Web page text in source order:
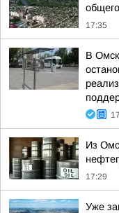
17:35
В
Из
17:29
Уже